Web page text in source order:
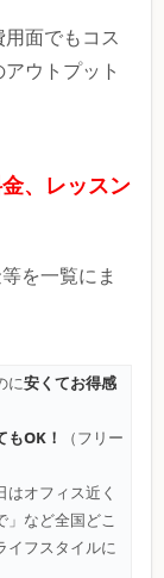
面でもコス
ウトプット
、レッスン
を一覧にま
に安くてお得感
OK！
（フリー
オフィス近く
」など全国どこ
イフスタイルに